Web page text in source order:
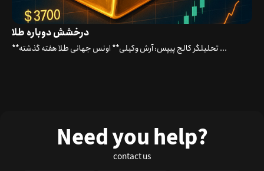
درخشش دوباره طلا
**تحلیلگر کالج پیپس: آرش وکیلی** اونس جهانی طلا هفته گذشته ...
Need you help?
contact us